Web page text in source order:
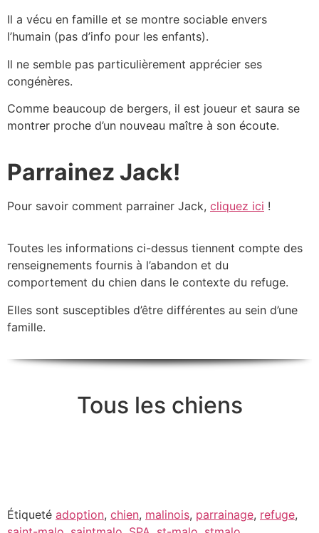
Il a vécu en famille et se montre sociable envers
l’humain (pas d’info pour les enfants).
Il ne semble pas particulièrement apprécier ses
congénères.
Comme beaucoup de bergers, il est joueur et saura se
montrer proche d’un nouveau maître à son écoute.
Parrainez Jack!
Pour savoir comment parrainer Jack, cliquez ici !
Toutes les informations ci-dessus tiennent compte des
renseignements fournis à l’abandon et du
comportement du chien dans le contexte du refuge.
Elles sont susceptibles d’être différentes au sein d’une
famille.
Tous les chiens
Étiqueté adoption, chien, malinois, parrainage, refuge,